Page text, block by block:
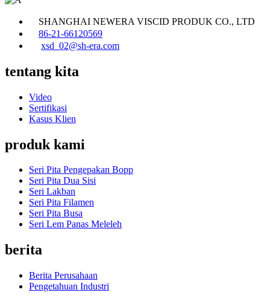
SHANGHAI NEWERA VISCID PRODUK CO., LTD
86-21-66120569
xsd_02@sh-era.com
tentang kita
Video
Sertifikasi
Kasus Klien
produk kami
Seri Pita Pengepakan Bopp
Seri Pita Dua Sisi
Seri Lakban
Seri Pita Filamen
Seri Pita Busa
Seri Lem Panas Meleleh
berita
Berita Perusahaan
Pengetahuan Industri